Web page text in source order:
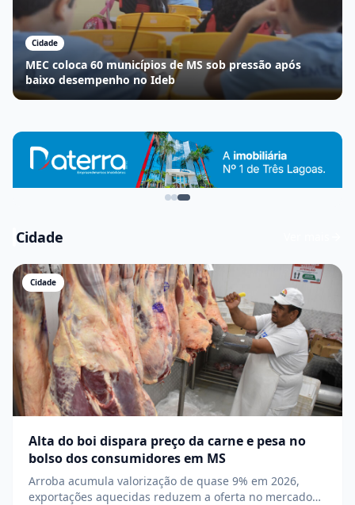
Cidade
MEC coloca 60 municípios de MS sob pressão após
baixo desempenho no Ideb
Cidade
Cidade
Alta do boi dispara preço da carne e pesa no
bolso dos consumidores em MS
Arroba acumula valorização de quase 9% em 2026,
exportações aquecidas reduzem a oferta no mercado